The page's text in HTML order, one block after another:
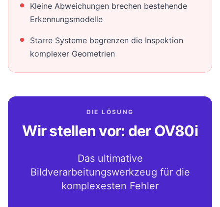
Kleine Abweichungen brechen bestehende
Erkennungsmodelle
Starre Systeme begrenzen die Inspektion
komplexer Geometrien
DIE LÖSUNG
Wir stellen vor: der OV80i
Das ultimative
Bildverarbeitungswerkzeug für die
komplexesten Fehler